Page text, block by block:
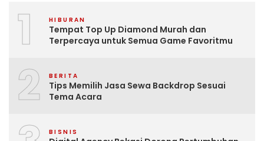
1 HIBURAN
Tempat Top Up Diamond Murah dan
Terpercaya untuk Semua Game Favoritmu
2 BERITA
Tips Memilih Jasa Sewa Backdrop Sesuai
Tema Acara
BISNIS